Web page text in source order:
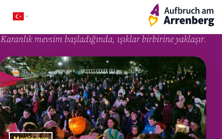
content
ArrenbergApp
Karanlık mevsim başladığında, ışıklar birbirine yaklaşır.